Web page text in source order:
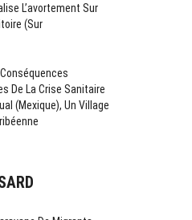
L’avortement Sur
(sur
De La Crise Sanitaire
(Mexique), Un Village